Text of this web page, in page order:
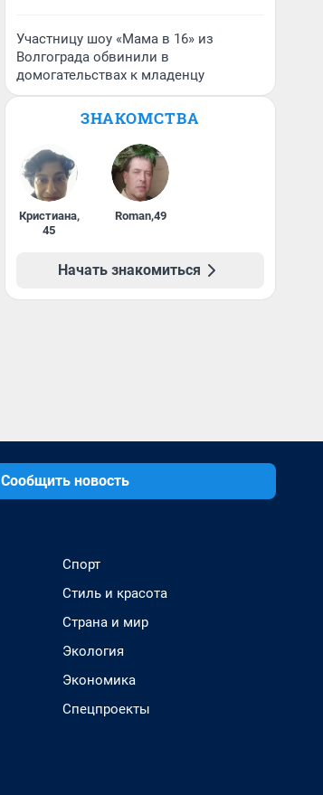
Участницу шоу «Мама в 16» из
Волгограда обвинили в
домогательствах к младенцу
ЗНАКОМСТВА
Кристиана,
45
Roman,49
Начать знакомиться
Сообщить новость
Спорт
Стиль и красота
Страна и мир
Экология
Экономика
Спецпроекты